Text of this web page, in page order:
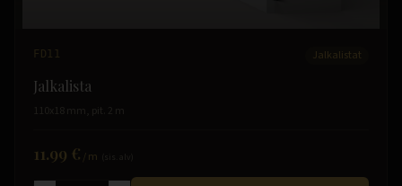
FD11 Jalkalistat
Jalkalista
110x18 mm, pit. 2 m
11.99 € /m